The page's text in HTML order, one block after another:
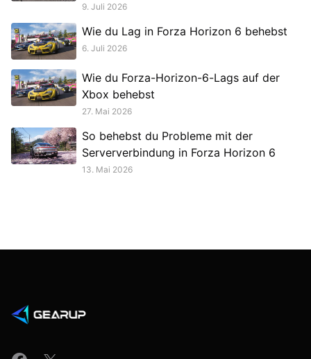
9. Juli 2026
Wie du Lag in Forza Horizon 6 behebst
6. Juli 2026
Wie du Forza-Horizon-6-Lags auf der
Xbox behebst
27. Mai 2026
So behebst du Probleme mit der
Serververbindung in Forza Horizon 6
13. Mai 2026